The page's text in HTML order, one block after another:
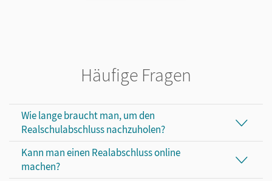
Häufige Fragen
Wie lange braucht man, um den
Realschulabschluss nachzuholen?
Kann man einen Realabschluss online
machen?